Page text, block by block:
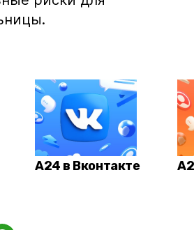
А24 в Вконтакте